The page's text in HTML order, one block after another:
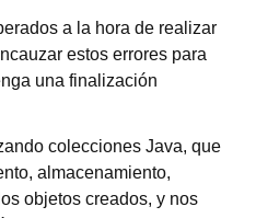
a la hora de realizar
estos errores para
una finalización
colecciones Java, que
almacenamiento,
objetos creados, y nos